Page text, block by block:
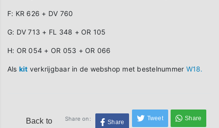
F: KR 626 + DV 760
G: DV 713 + FL 348 + OR 105
H: OR 054 + OR 053 + OR 066
Als kit verkrijgbaar in de webshop met bestelnummer W18.
Back to
Share on:
Share
Tweet Share